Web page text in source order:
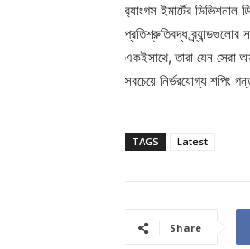
র‌্যাংগস ইমার্টের
প্রতিশ্রুতিবদ্ধ
একইসাথে, তারা যেন সেরা
সবচেয়ে নির্ভরযোগ্য শপিং
TAGS Latest
Share